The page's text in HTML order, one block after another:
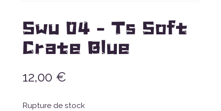
Swu 04 – Ts Soft
Crate Blue
12,00 €
Rupture de stock